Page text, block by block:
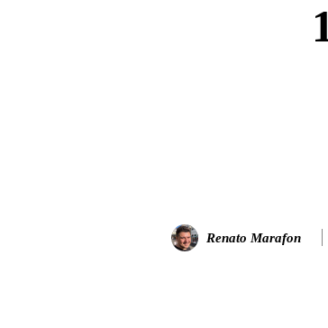
Renato Marafon